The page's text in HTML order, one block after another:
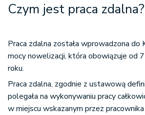
Czym jest praca zdalna?
Praca zdalna została wprowadzona do
mocy nowelizacji, która obowiązuje od
roku.
Praca zdalna, zgodnie z ustawową
polegała na wykonywaniu pracy
w miejscu wskazanym przez